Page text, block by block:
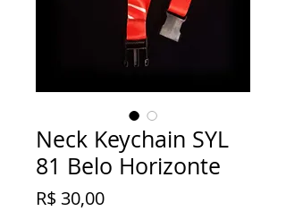
Neck Keychain SYL
81 Belo Horizonte
R$ 30,00Preço